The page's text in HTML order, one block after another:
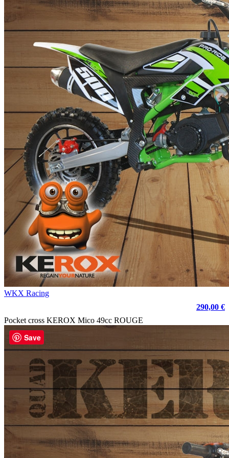
WKX Racing
290,00 €
Pocket cross KEROX Mico 49cc ROUGE
Save